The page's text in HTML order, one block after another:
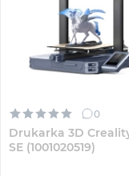
0
Drukarka 3D
SE (1001020519)